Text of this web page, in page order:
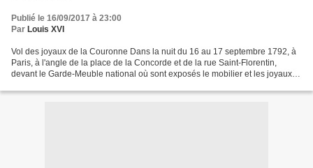
Publié le 16/09/2017 à 23:00
Par Louis XVI
Vol des joyaux de la Couronne Dans la nuit du 16 au 17 septembre 1792, à
Paris, à l'angle de la place de la Concorde et de la rue Saint-Florentin,
devant le Garde-Meuble national où sont exposés le mobilier et les joyaux